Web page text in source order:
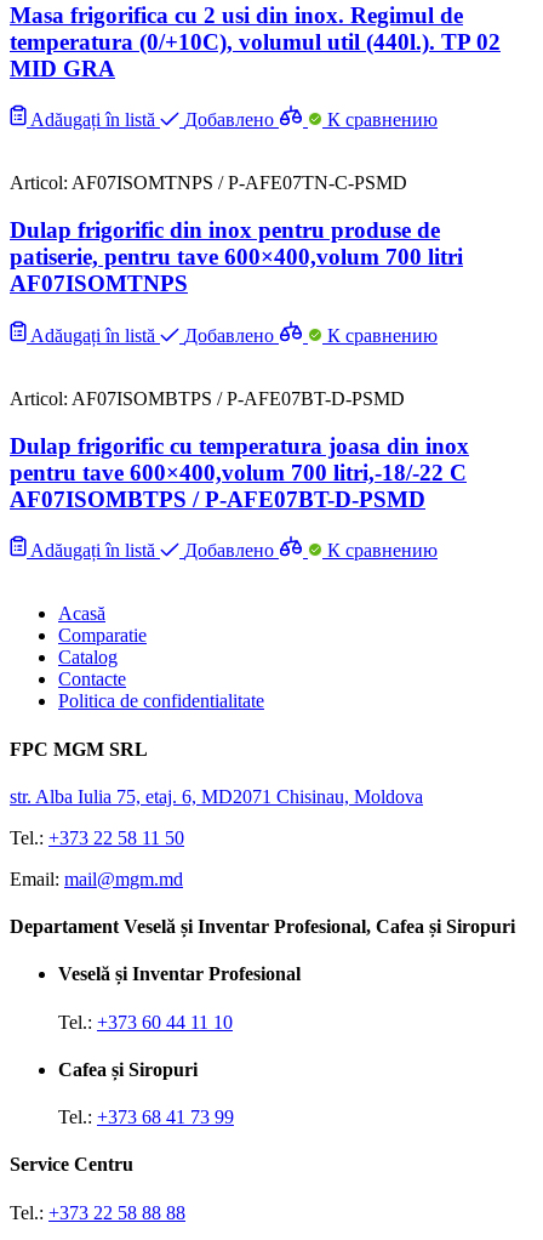
Masa frigorifica cu 2 usi din inox. Regimul de
temperatura (0/+10C), volumul util (440l.). TP 02
MID GRA
Adăugați în listă Добавлено К сравнению
Articol: AF07ISOMTNPS / P-AFE07TN-C-PSMD
Dulap frigorific din inox pentru produse de
patiserie, pentru tave 600×400,volum 700 litri
AF07ISOMTNPS
Adăugați în listă Добавлено К сравнению
Articol: AF07ISOMBTPS / P-AFE07BT-D-PSMD
Dulap frigorific cu temperatura joasa din inox
pentru tave 600×400,volum 700 litri,-18/-22 C
AF07ISOMBTPS / P-AFE07BT-D-PSMD
Adăugați în listă Добавлено К сравнению
Acasă
Comparatie
Catalog
Contacte
Politica de confidentialitate
FPC MGM SRL
str. Alba Iulia 75, etaj. 6, MD2071 Chisinau, Moldova
Tel.: +373 22 58 11 50
Email: mail@mgm.md
Departament Veselă și Inventar Profesional, Cafea și Siropuri
Veselă și Inventar Profesional
Tel.: +373 60 44 11 10
Cafea și Siropuri
Tel.: +373 68 41 73 99
Service Centru
Tel.: +373 22 58 88 88